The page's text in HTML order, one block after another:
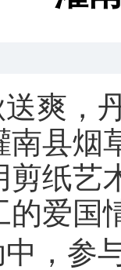
爽 ，
南县烟
剪纸艺
的爱国
， 参